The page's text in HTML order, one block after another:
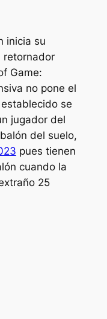
inicia su
retornador
Game:
no pone el
se
jugador del
del suelo,
pues tienen
cuando la
25